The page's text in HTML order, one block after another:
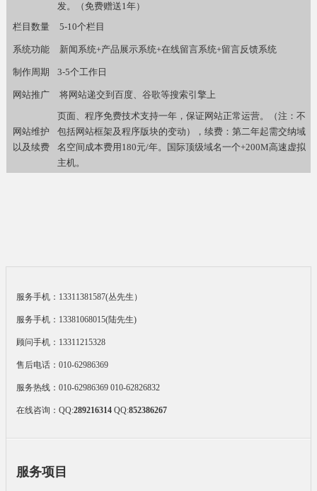
发。（免费赠送1年）
栏目数量
5-10个栏目
系统功能 新闻系统+产品展示系统+在线留言系统+留言反馈系统
制作周期 3-5个工作日
网站推广 将网站递交到百度、谷歌等搜索引擎上
网站维护
以及续费
页面、程序免费技术支持一年，保证网站正常运营。（注：不
包括网站框架及程序版块的变动），续费：第二年起需交纳域
名空间成本费用180元/年。国际顶级域名一个+200M高速虚拟
主机。
服务手机：13311381587(丛先生）
服务手机：13381068015(陆先生)
顾问手机：13311215328
售后电话：010-62986369
服务热线：010-62986369 010-62826832
在线咨询： QQ:289216314 QQ:852386267
服务项目